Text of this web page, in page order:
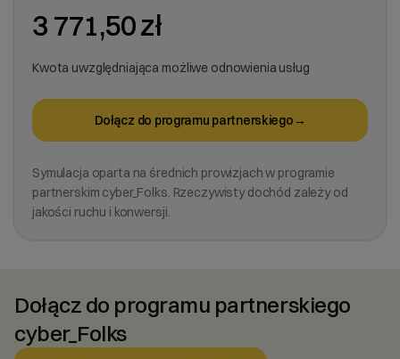
3 771,50 zł
Kwota uwzględniająca możliwe odnowienia usług
Dołącz do programu partnerskiego →
Symulacja oparta na średnich prowizjach w programie
partnerskim cyber_Folks. Rzeczywisty dochód zależy od
jakości ruchu i konwersji.
Dołącz do programu partnerskiego
cyber_Folks